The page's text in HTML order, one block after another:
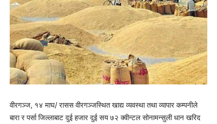
वीरगञ्ज, १४ माघ/ रासस वीरगञ्जस्थित खाद्य व्यवस्था तथा व्यापार कम्पनीले
बारा र पर्सा जिल्लाबाट दुई हजार दुई सय ७२ क्वीन्टल सोनामन्सुली धान खरिद